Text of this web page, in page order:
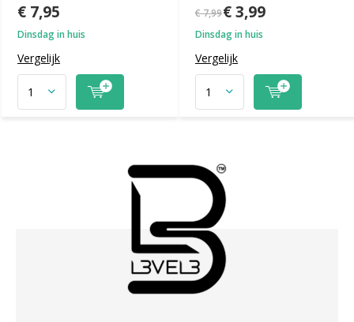
€ 7,95
Dinsdag in huis
Vergelijk
€ 7,99€ 3,99
Dinsdag in huis
Vergelijk